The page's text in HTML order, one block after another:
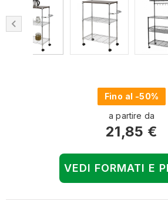
chevron_left
Fino al -50%
a partire da
21,85 €
VEDI FORMATI E